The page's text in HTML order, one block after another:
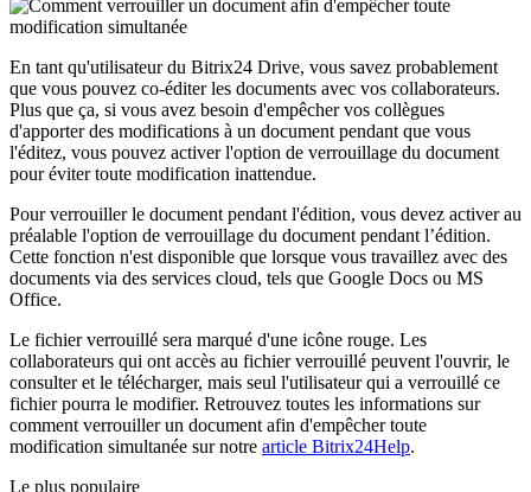
En tant qu'utilisateur du Bitrix24 Drive, vous savez probablement
que vous pouvez co-éditer les documents avec vos collaborateurs.
Plus que ça, si vous avez besoin d'empêcher vos collègues
d'apporter des modifications à un document pendant que vous
l'éditez, vous pouvez activer l'option de verrouillage du document
pour éviter toute modification inattendue.
Pour verrouiller le document pendant l'édition, vous devez activer au
préalable l'option de verrouillage du document pendant l’édition.
Cette fonction n'est disponible que lorsque vous travaillez avec des
documents via des services cloud, tels que Google Docs ou MS
Office.
Le fichier verrouillé sera marqué d'une icône rouge. Les
collaborateurs qui ont accès au fichier verrouillé peuvent l'ouvrir, le
consulter et le télécharger, mais seul l'utilisateur qui a verrouillé ce
fichier pourra le modifier. Retrouvez toutes les informations sur
comment verrouiller un document afin d'empêcher toute
modification simultanée sur notre article Bitrix24Help.
Le plus populaire